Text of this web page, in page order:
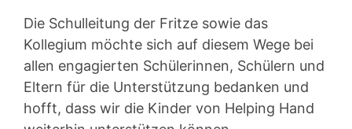
Die Schulleitung der Fritze sowie das
Kollegium möchte sich auf diesem Wege bei
allen engagierten Schülerinnen, Schülern und
Eltern für die Unterstützung bedanken und
hofft, dass wir die Kinder von Helping Hand